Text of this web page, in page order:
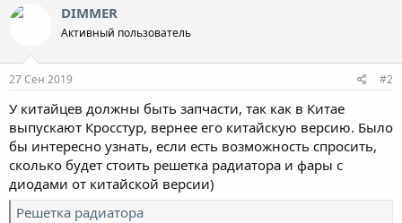
:
DIMMER
Активный пользователь
27 Сен 2019 #2
У китайцев должны быть запчасти, так как в Китае
выпускают Кросстур, вернее его китайскую версию. Было
бы интересно узнать, если есть возможность спросить,
сколько будет стоить решетка радиатора и фары с
диодами от китайской версии)
Решетка радиатора